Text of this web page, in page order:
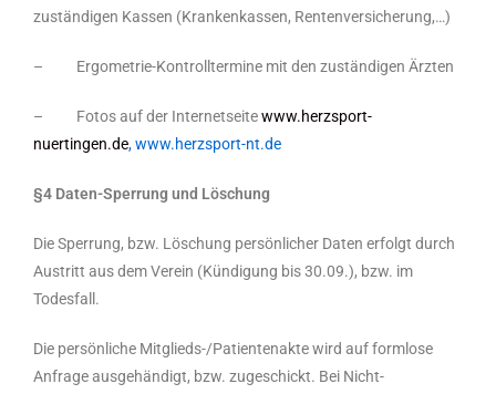
zuständigen Kassen (Krankenkassen, Rentenversicherung,…)
– Ergometrie-Kontrolltermine mit den zuständigen Ärzten
– Fotos auf der Internetseitewww.herzsport-
nuertingen.de, www.herzsport-nt.de
§4 Daten-Sperrung und Löschung
Die Sperrung, bzw. Löschung persönlicher Daten erfolgt durch
Austritt aus dem Verein (Kündigung bis 30.09.), bzw. im
Todesfall.
Die persönliche Mitglieds-/Patientenakte wird auf formlose
Anfrage ausgehändigt, bzw. zugeschickt. Bei Nicht-